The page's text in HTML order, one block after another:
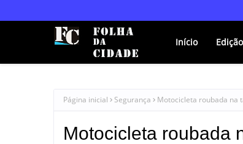
Início
Página inicial Segurança Motocicleta roubada na
Motocicleta roubada